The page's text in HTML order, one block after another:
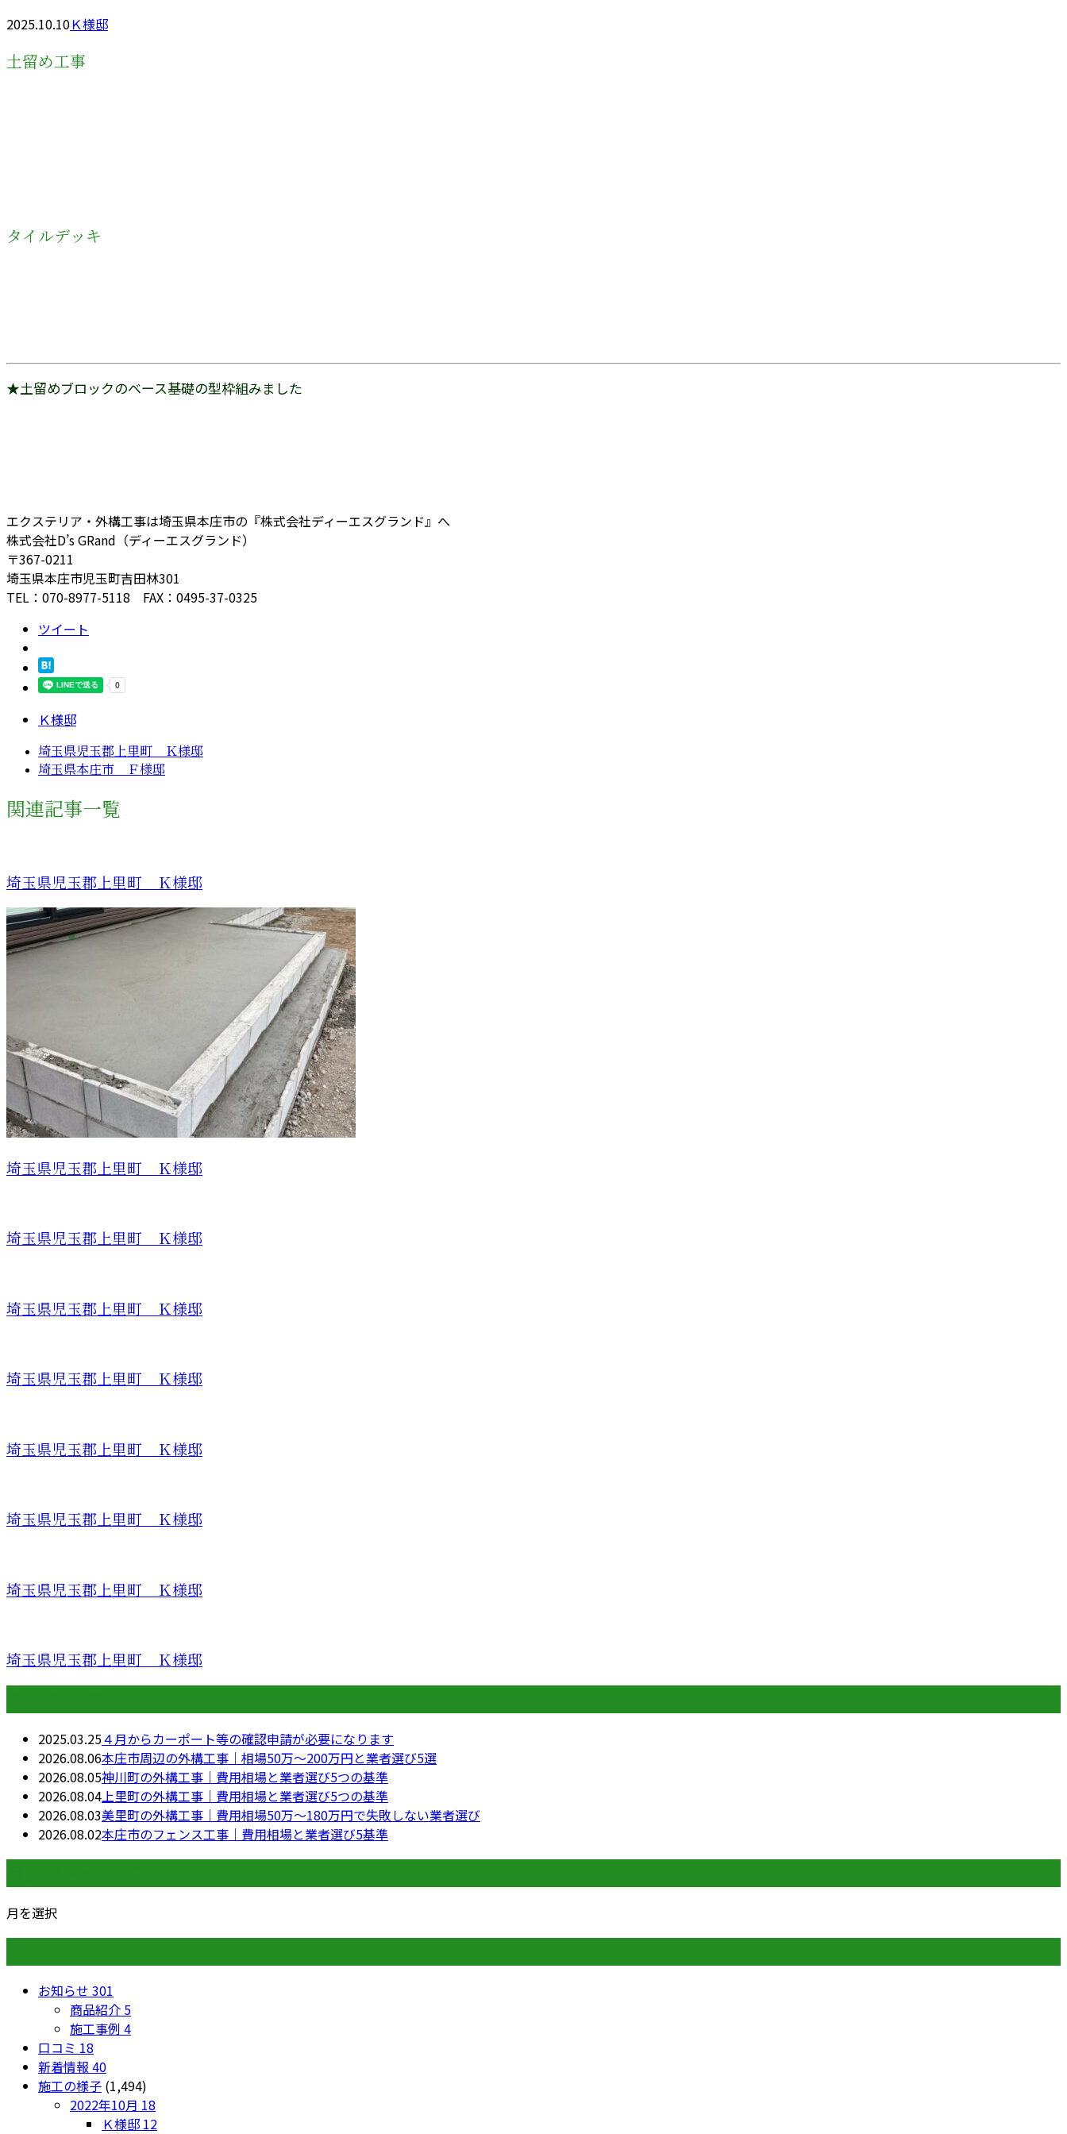
2025.10.10Ｋ様邸
土留め工事
タイルデッキ
★土留めブロックのベース基礎の型枠組みました
エクステリア・外構工事は埼玉県本庄市の『株式会社ディーエスグランド』へ
株式会社D’s GRand（ディーエスグランド）
〒367-0211
埼玉県本庄市児玉町吉田林301
TEL：070-8977-5118 FAX：0495-37-0325
ツイート
Ｋ様邸
埼玉県児玉郡上里町 Ｋ様邸
埼玉県本庄市 Ｆ様邸
関連記事一覧
埼玉県児玉郡上里町 Ｋ様邸
埼玉県児玉郡上里町 Ｋ様邸
埼玉県児玉郡上里町 Ｋ様邸
埼玉県児玉郡上里町 Ｋ様邸
埼玉県児玉郡上里町 Ｋ様邸
埼玉県児玉郡上里町 Ｋ様邸
埼玉県児玉郡上里町 Ｋ様邸
埼玉県児玉郡上里町 Ｋ様邸
埼玉県児玉郡上里町 Ｋ様邸
2025.03.25４月からカーポート等の確認申請が必要になります
2026.08.06本庄市周辺の外構工事｜相場50万〜200万円と業者選び5選
2026.08.05神川町の外構工事｜費用相場と業者選び5つの基準
2026.08.04 上里町の外構工事｜費用相場と業者選び5つの基準
2026.08.03美里町の外構工事｜費用相場50万〜180万円で失敗しない業者選び
2026.08.02本庄市のフェンス工事｜費用相場と業者選び5基準
月を選択
お知らせ 301
商品紹介 5
施工事例 4
口コミ 18
新着情報 40
施工の様子 (1,494)
2022年10月 18
Ｋ様邸 12